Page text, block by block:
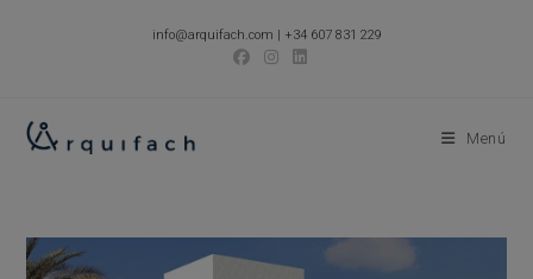
info@arquifach.com | +34 607 831 229
Menú